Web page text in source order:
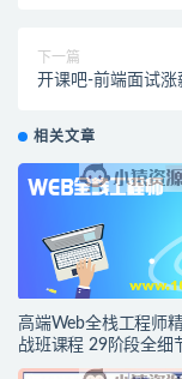
下一篇
开课吧-前端面试涨
相关文章
高端Web全栈工程师
战班课程 29阶段全细
栈项目 从零打造Web